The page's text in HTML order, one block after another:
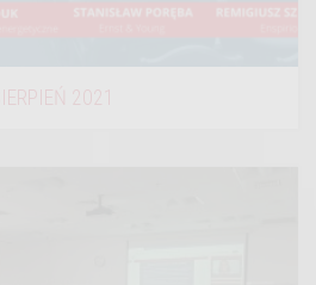
SIERPIEŃ 2021